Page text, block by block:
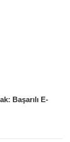
Başarılı E-